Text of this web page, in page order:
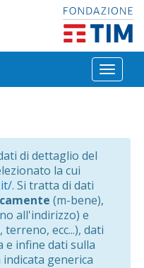
Toggle
di dettaglio del
la cui
. Si tratta di dati
(m-bene),
all'indirizzo) e
ecc...), dati
e infine dati sulla
generica